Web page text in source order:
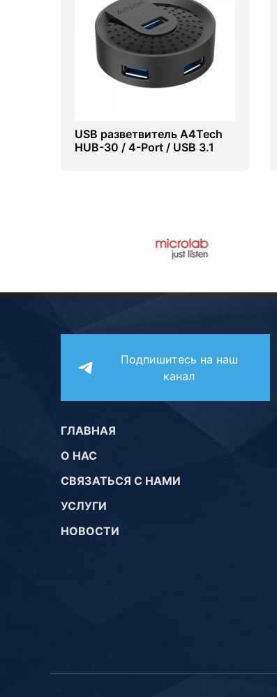
USB разветвитель A4Tech
HUB-30 / 4-Port / USB 3.1
Подпишитесь на наш
канал
ГЛАВНАЯ
О НАС
СВЯЗАТЬСЯ С НАМИ
УСЛУГИ
НОВОСТИ